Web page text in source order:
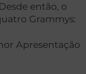
então, o
Grammys:
Apresentação